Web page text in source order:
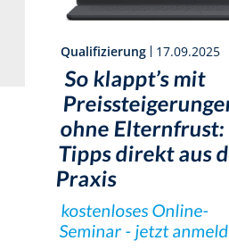
Qualifizierung 17.09.2025
So klappt’s mit
ohne Elternfrust:
Tipps direkt aus
Praxis
kostenloses Online-
Seminar - jetzt